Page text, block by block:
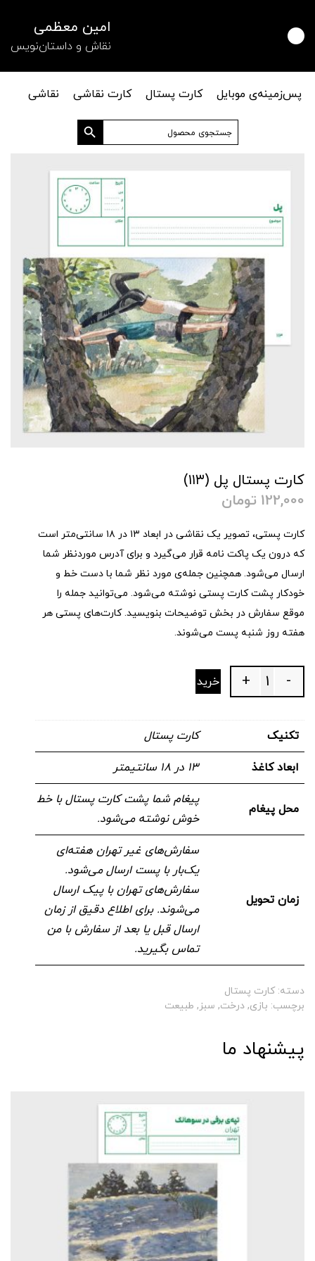
امین معظمی
نقاش و داستان‌نویس
پس‌زمینه‌ی موبایل کارت پستال کارت نقاشی
نقاشی
جستجو
برای:
دکمه جستجو
کارت پستال پل (۱۱۳)
122,000 تومان
کارت پستی، تصویر یک نقاشی در ابعاد ۱۳ در ۱۸ سانتی‌متر است
که درون یک پاکت نامه قرار می‌گیرد و برای آدرس موردنظر شما
ارسال می‌شود. همچنین جمله‌ی مورد نظر شما با دست خط و
خودکار پشت کارت پستی نوشته می‌شود. می‌توانید جمله را
موقع سفارش در بخش توضیحات بنویسید. کارت‌های پستی هر
هفته روز شنبه پست می‌شوند.
Quantity -
+ خرید
تکنیک کارت پستال
ابعاد کاغذ ۱۳ در ۱۸ سانتیمتر
محل پیغام
پیغام شما پشت کارت پستال با خط
خوش نوشته می‌شود.
زمان تحویل
سفارش‌های غیر تهران هفته‌ای
یک‌بار با پست ارسال می‌شود.
سفارش‌های تهران با پیک ارسال
می‌شوند. برای اطلاع دقیق از زمان
ارسال قبل یا بعد از سفارش با من
تماس بگیرید.
دسته:کارت پستال
برچسب: بازی, درخت, سبز , طبیعت
پیشنهاد ما